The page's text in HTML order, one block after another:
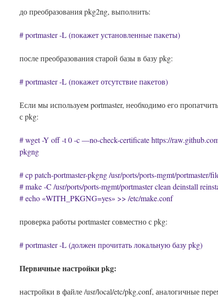
до преобразования pkg2ng, выполнить:
# portmaster -L (покажет установленные пакеты)
после преобразования старой базы в базу pkg:
# portmaster -L (покажет отсутствие пакетов)
Если мы используем portmaster, необходимо его
с pkg:
# wget -Y off -t 0 -c —no-check-certificate https://
pkgng
# cp patch-portmaster-pkgng /usr/ports/ports-mgmt/portmaster/
# make -C /usr/ports/ports-mgmt/portmaster clean deinstall
# echo «WITH_PKGNG=yes» >> /etc/make.conf
проверка работы portmaster совместно с pkg:
# portmaster -L (должен прочитать локальную базу pkg)
Первичные настройки pkg:
настройки в файле /usr/local/etc/pkg.conf, аналогичные